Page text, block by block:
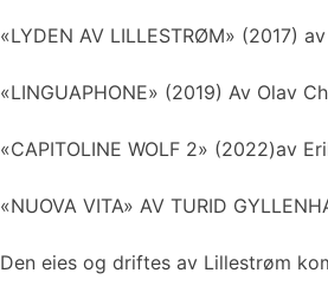
«LYDEN AV LILLESTRØM» (2017)
«LINGUAPHONE» (2019) Av Olav
«CAPITOLINE WOLF 2» (2022)av
«NUOVA VITA» AV TURID
Den eies og driftes av Lillestrøm